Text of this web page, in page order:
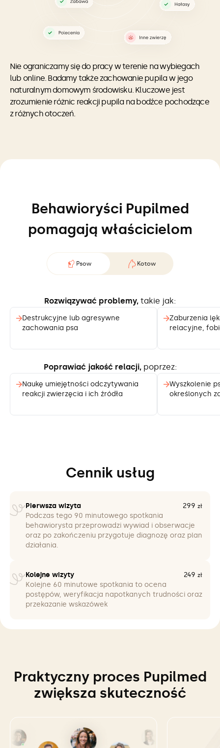
Nie ograniczamy się do pracy w terenie na wybiegach
lub online. Badamy także zachowanie pupila w jego
naturalnym domowym środowisku. Kluczowe jest
zrozumienie różnic reakcji pupila na bodźce pochodzące
z różnych otoczeń.
Behawioryści Pupilmed
pomagają właścicielom
Psow Kotow
Rozwiązywać problemy, takie jak:
Destrukcyjne lub agresywne
zachowania psa
Zaburzenia
relacyjne,
Poprawiać jakość relacji,poprzez:
Naukę umiejętności odczytywania
reakcji zwierzęcia i ich źródła
Wyszkolenie
określonych
Cennik usług
Pierwsza wizyta 299 zł
Podczas tego 90 minutowego spotkania
behawiorysta przeprowadzi wywiad i obserwacje
oraz po zakończeniu przygotuje diagnozę oraz plan
działania.
Kolejne wizyty 249 zł
Kolejne 60 minutowe spotkania to ocena
postępów, weryfikacja napotkanych trudności oraz
przekazanie wskazówek
Praktyczny proces Pupilmed
zwiększa skuteczność